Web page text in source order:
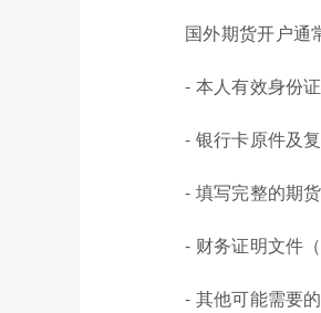
国外期货开户通
- 本人有效身份
- 银行卡原件及
- 填写完整的期
- 财务证明文件
- 其他可能需要